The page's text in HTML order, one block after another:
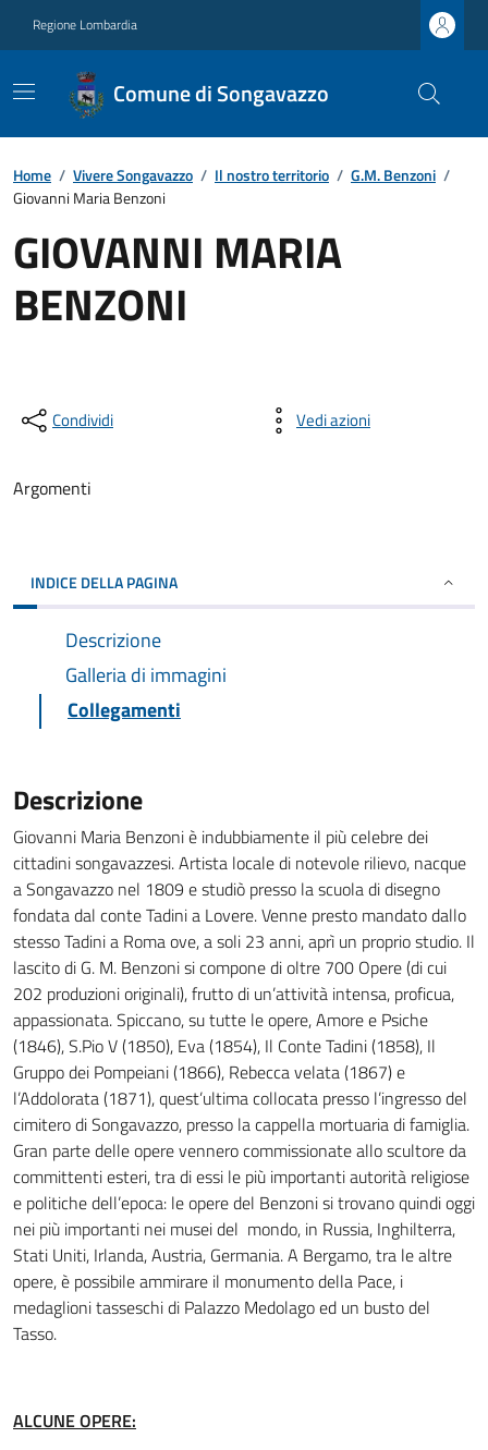
Regione Lombardia
Comune di Songavazzo
Home / Vivere Songavazzo / Il nostro territorio / G.M. Benzoni /
Giovanni Maria Benzoni
GIOVANNI MARIA
BENZONI
Condividi Vedi azioni
Argomenti
INDICE DELLA PAGINA
Descrizione
Galleria di immagini
Collegamenti
Descrizione
Giovanni Maria Benzoni è indubbiamente il più celebre dei
cittadini songavazzesi. Artista locale di notevole rilievo, nacque
a Songavazzo nel 1809 e studiò presso la scuola di disegno
fondata dal conte Tadini a Lovere. Venne presto mandato dallo
stesso Tadini a Roma ove, a soli 23 anni, aprì un proprio studio. Il
lascito di G. M. Benzoni si compone di oltre 700 Opere (di cui
202 produzioni originali), frutto di un’attività intensa, proficua,
appassionata. Spiccano, su tutte le opere, Amore e Psiche
(1846), S.Pio V (1850), Eva (1854), Il Conte Tadini (1858), Il
Gruppo dei Pompeiani (1866), Rebecca velata (1867) e
l’Addolorata (1871), quest’ultima collocata presso l’ingresso del
cimitero di Songavazzo, presso la cappella mortuaria di famiglia.
Gran parte delle opere vennero commissionate allo scultore da
committenti esteri, tra di essi le più importanti autorità religiose
e politiche dell’epoca: le opere del Benzoni si trovano quindi oggi
nei più importanti nei musei del mondo, in Russia, Inghilterra,
Stati Uniti, Irlanda, Austria, Germania. A Bergamo, tra le altre
opere, è possibile ammirare il monumento della Pace, i
medaglioni tasseschi di Palazzo Medolago ed un busto del
Tasso.
ALCUNE OPERE: